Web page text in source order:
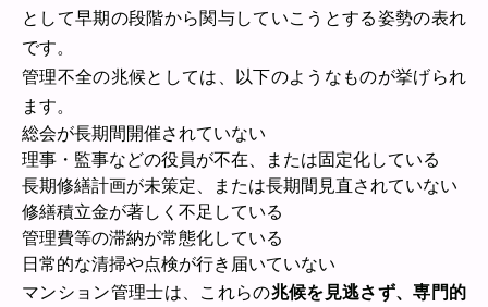
として早期の段階から関与していこうとする姿勢の表れ
です。
管理不全の兆候としては、以下のようなものが挙げられ
ます。
総会が長期間開催されていない
理事・監事などの役員が不在、または固定化している
長期修繕計画が未策定、または長期間見直されていない
修繕積立金が著しく不足している
管理費等の滞納が常態化している
日常的な清掃や点検が行き届いていない
マンション管理士は、これらの兆候を見逃さず、専門的